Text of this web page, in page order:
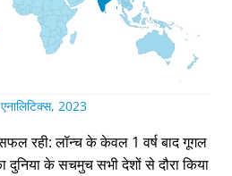
2023
रही: लॉन्च के केवल 1 वर्ष बाद गूगल
के सचमुच सभी देशों से दौरा किया